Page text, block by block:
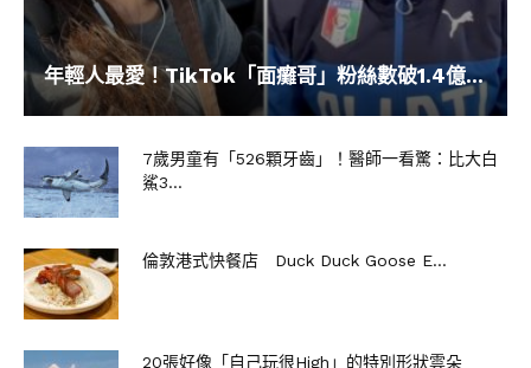
年輕人最愛！TikTok「面癱哥」粉絲數破1.4億...
7歲男童有「526顆牙齒」！醫師一看驚：比大白
鯊3...
倫敦港式快餐店 Duck Duck Goose E...
20張好像「自己玩很High」的特別形狀雲朵